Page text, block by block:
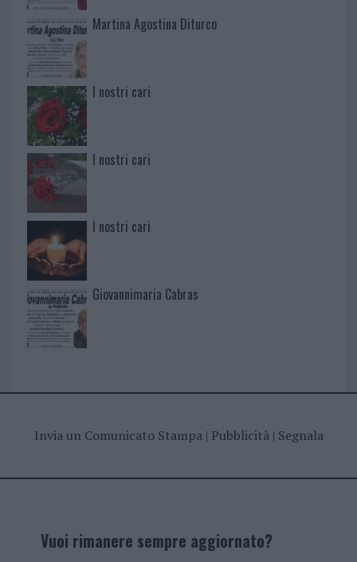
Martina Agostina Diturco
I nostri cari
I nostri cari
I nostri cari
Giovannimaria Cabras
Invia un Comunicato Stampa| Pubblicità| Segnala
Vuoi rimanere sempre aggiornato?